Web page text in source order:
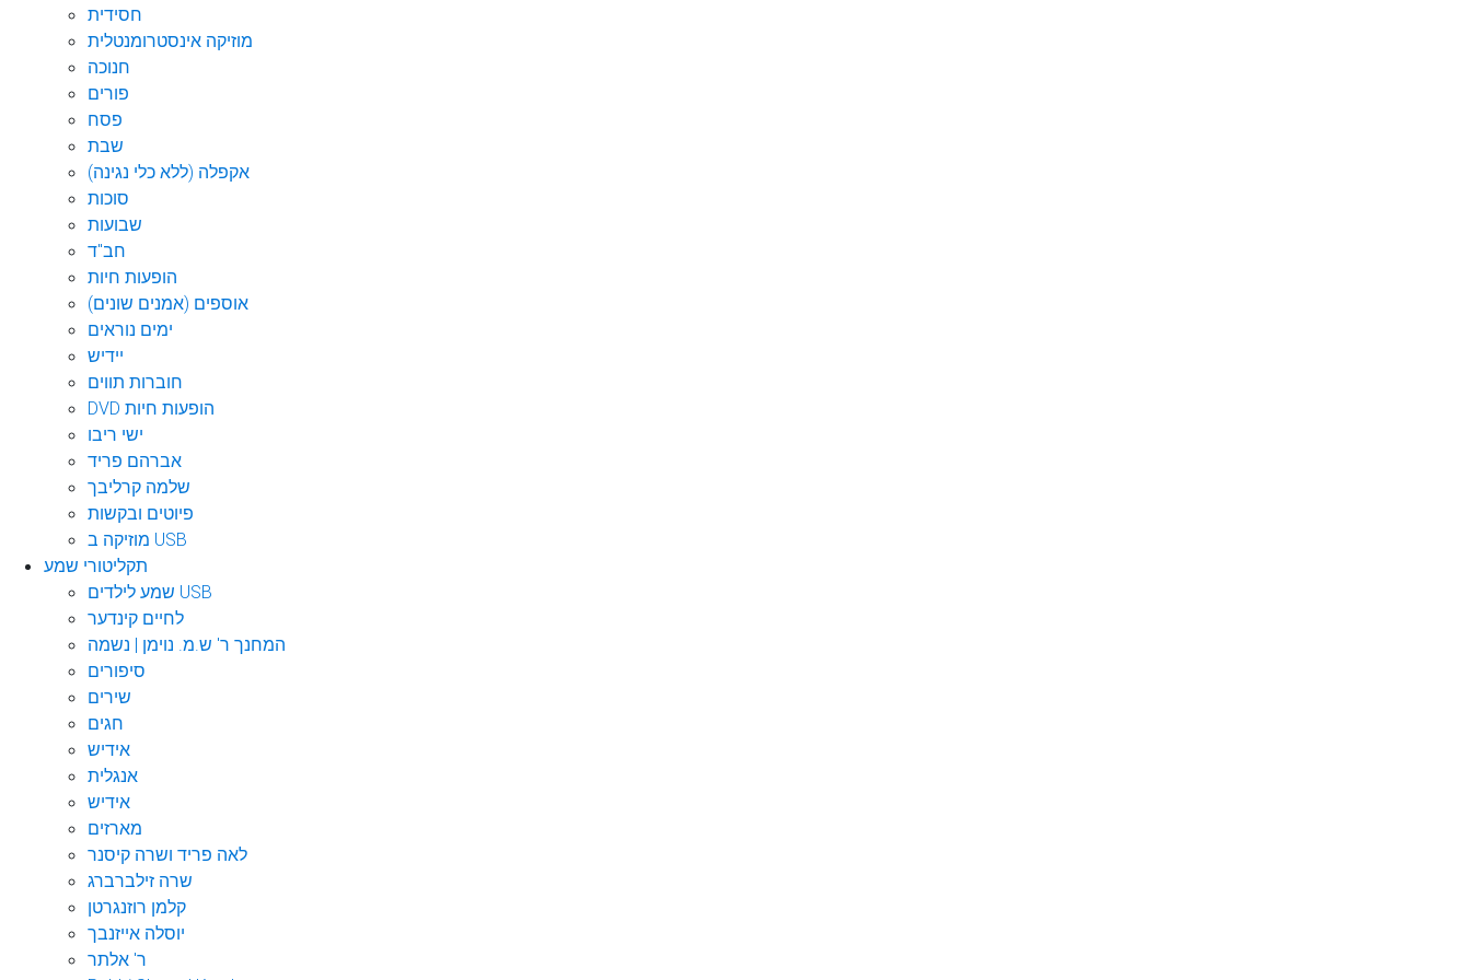
חסידית
מוזיקה אינסטרומנטלית
חנוכה
פורים
פסח
שבת
אקפלה (ללא כלי נגינה)
סוכות
שבועות
חב"ד
הופעות חיות
אוספים (אמנים שונים)
ימים נוראים
יידיש
חוברות תווים
DVD הופעות חיות
ישי ריבו
אברהם פריד
שלמה קרליבך
פיוטים ובקשות
מוזיקה ב USB
תקליטורי שמע
שמע לילדים USB
לחיים קינדער
המחנך ר' ש.מ. נוימן | נשמה
סיפורים
שירים
חגים
אידיש
אנגלית
אידיש
מארזים
לאה פריד ושרה קיסנר
שרה זילברברג
קלמן רוזנגרטן
יוסלה אייזנבך
ר' אלתר